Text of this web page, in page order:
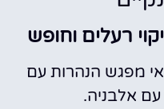
3 ק"מ על אי מפגש הנהרות עם
עם אלבניה.